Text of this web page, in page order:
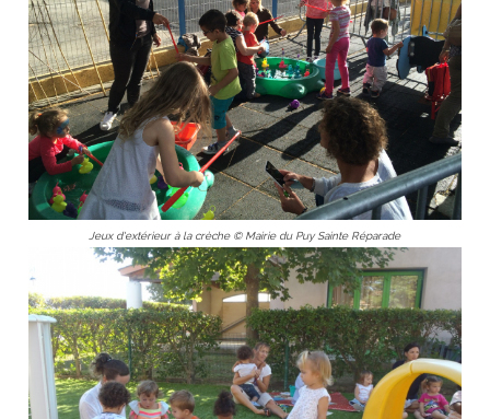
Jeux d'extérieur à la crèche © Mairie du Puy Sainte Réparade